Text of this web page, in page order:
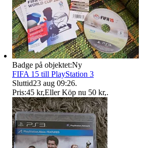
Badge på objektet:Ny
FIFA 15 till PlayStation 3
Sluttid23 aug 09:26.
Pris:45 kr,Eller Köp nu 50 kr,.